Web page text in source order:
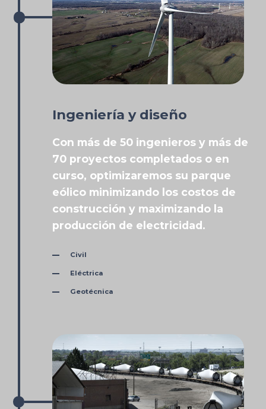
Ingeniería y diseño
Con más de 50 ingenieros y más de
70 proyectos completados o en
curso, optimizaremos su parque
eólico minimizando los costos de
construcción y maximizando la
producción de electricidad.
Civil
Eléctrica
Geotécnica